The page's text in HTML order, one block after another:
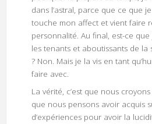
dans l’astral, parce que ce que
touche mon affect et vient faire
personnalité. Au final, est-ce
les tenants et aboutissants de
? Non. Mais je la vis en tant
faire avec.
La vérité, c’est que nous
que nous pensons avoir acquis
d’expériences pour avoir la